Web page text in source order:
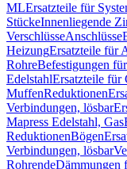
MLErsatzteile für
StückeInnenliegende
VerschlüsseAnschlüsse
HeizungErsatzteile für
RohreBefestigungen
EdelstahlErsatzteile für
MuffenReduktionen
Verbindungen, lösbar
Mapress Edelstahl, Gas
ReduktionenBögen
Verbindungen, lösbar
RohrendeDämmungen